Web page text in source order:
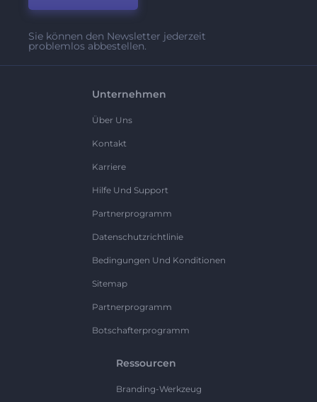
Sie können den Newsletter jederzeit
problemlos abbestellen.
Unternehmen
Über Uns
Kontakt
Karriere
Hilfe Und Support
Partnerprogramm
Datenschutzrichtlinie
Bedingungen Und Konditionen
Sitemap
Partnerprogramm
Botschafterprogramm
Ressourcen
Branding-Werkzeug